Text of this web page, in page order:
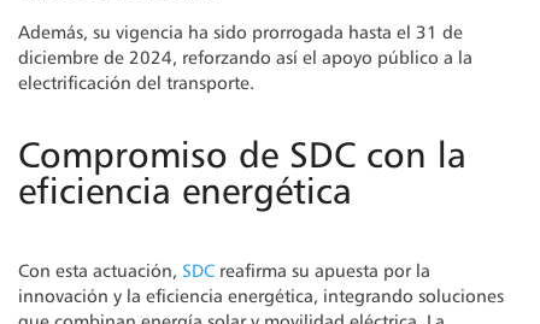
Además, su vigencia ha sido prorrogada hasta el 31 de
diciembre de 2024, reforzando así el apoyo público a la
electrificación del transporte.
Compromiso de SDC con la
eficiencia energética
Con esta actuación, SDC reafirma su apuesta por la
innovación y la eficiencia energética, integrando soluciones